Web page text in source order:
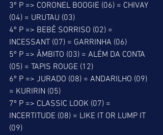
3º P => CORONEL BOOGIE (06) = CHIVAY
(04) = URUTAU (03)
4º P => BEBÊ SORRISO (02) =
INCESSANT (07) = GARRINHA (06)
5º P => ÂMBITO (03) = ALÉM DA CONTA
(05) = TAPIS ROUGE (12)
6º P => JURADO (08) = ANDARILHO (09)
= KURIRIN (05)
7º P => CLASSIC LOOK (07) =
INCERTITUDE (08) = LIKE IT OR LUMP IT
(09)